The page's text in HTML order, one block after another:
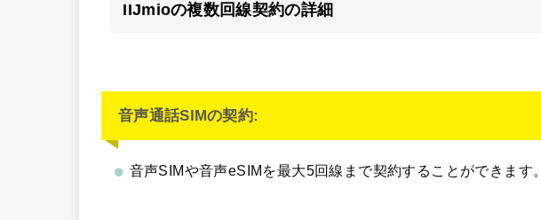
IIJmioの複数回線契約の詳細
音声通話SIMの契約:
音声SIMや音声eSIMを最大5回線まで契約することができます。